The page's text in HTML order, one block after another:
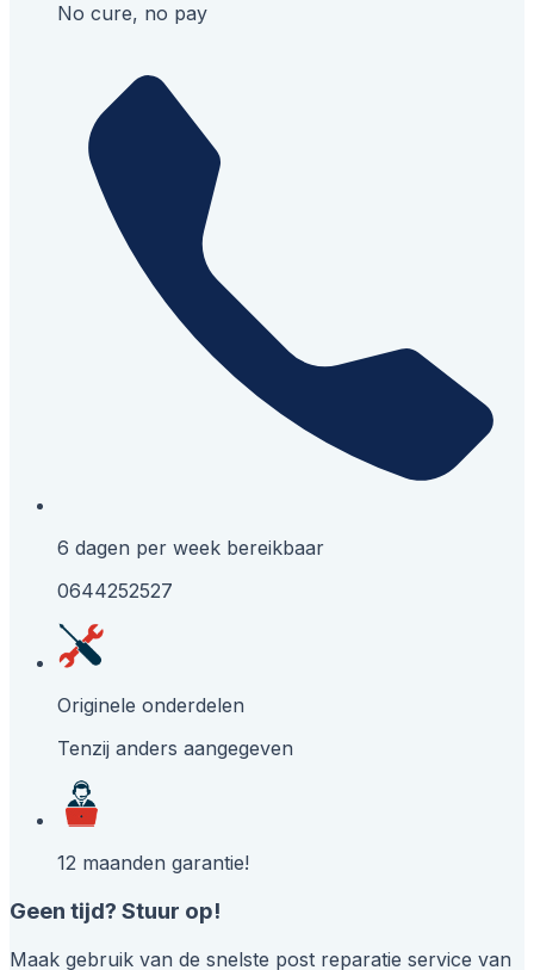
No cure, no pay
6 dagen per week bereikbaar
0644252527
Originele onderdelen
Tenzij anders aangegeven
12 maanden garantie!
Geen tijd? Stuur op!
Maak gebruik van de snelste post reparatie service van